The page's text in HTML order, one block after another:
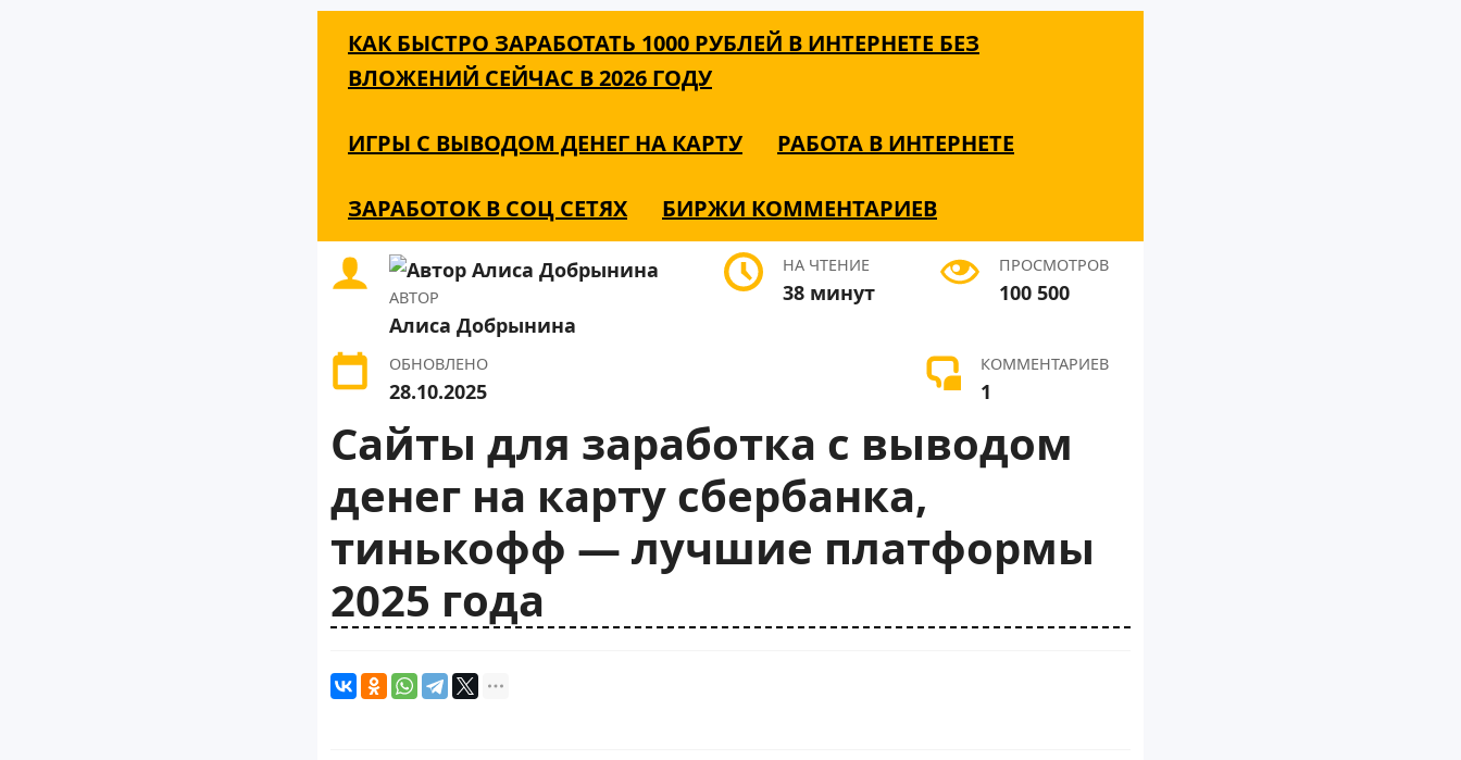
КАК БЫСТРО ЗАРАБОТАТЬ 1000 РУБЛЕЙ В ИНТЕРНЕТЕ БЕЗ
ВЛОЖЕНИЙ СЕЙЧАС В 2026 ГОДУ
ИГРЫ С ВЫВОДОМ ДЕНЕГ НА КАРТУ РАБОТА В ИНТЕРНЕТЕ
ЗАРАБОТОК В СОЦ СЕТЯХ БИРЖИ КОММЕНТАРИЕВ
АВТОР
Алиса Добрынина
НА ЧТЕНИЕ
38 минут
ПРОСМОТРОВ
100 500
ОБНОВЛЕНО
28.10.2025
КОММЕНТАРИЕВ
1
Сайты для заработка с выводом
денег на карту сбербанка,
тинькофф — лучшие платформы
2025 года